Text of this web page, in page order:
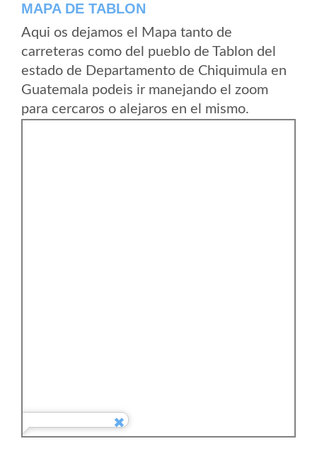
MAPA DE TABLON
Aqui os dejamos el Mapa tanto de
carreteras como del pueblo de Tablon del
estado de Departamento de Chiquimula en
Guatemala podeis ir manejando el zoom
para cercaros o alejaros en el mismo.